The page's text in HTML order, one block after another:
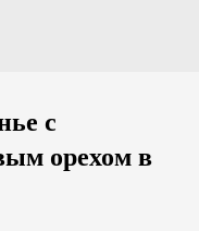
с
орехом в